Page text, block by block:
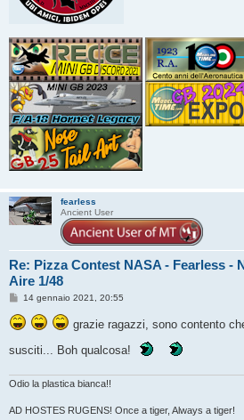
fearless
Ancient User
Re: Pizza Contest NASA - Fearless -
Aire 1/48
M
s
s
g
o
14 gennaio 2021, 20:55
grazie ragazzi, sono contento
susciti... Boh qualcosa!
Odio la plastica bianca!!
AD HOSTES RUGENS! Once a tiger, Always a tiger!